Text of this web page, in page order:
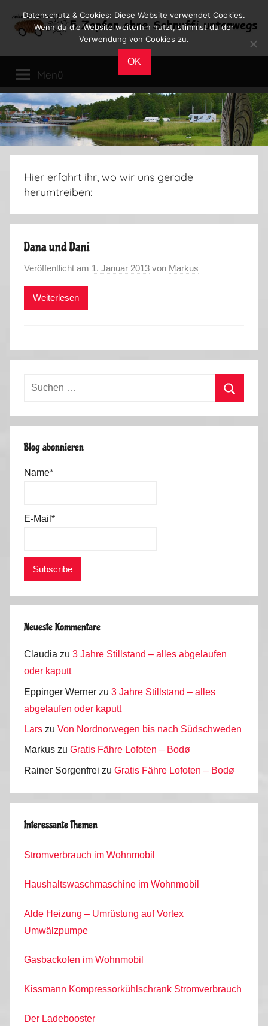
Inhalt
Reiseblog
Leben
im
Wohnmobil
Menü
Hier erfahrt ihr, wo wir uns gerade
herumtreiben:
Dana und Dani
Veröffentlicht am 1. Januar 2013 von Markus
Weiterlesen
Suchen
Blog abonnieren
Name*
E-Mail*
Neueste Kommentare
Claudia zu 3 Jahre Stillstand – alles abgelaufen
oder kaputt
Eppinger Werner zu 3 Jahre Stillstand – alles
abgelaufen oder kaputt
Lars zu Von Nordnorwegen bis nach Südschweden
Markus zu Gratis Fähre Lofoten – Bodø
Rainer Sorgenfrei zu Gratis Fähre Lofoten – Bodø
Interessante Themen
Stromverbrauch im Wohnmobil
Haushaltswaschmaschine im Wohnmobil
Alde Heizung – Umrüstung auf Vortex
Umwälzpumpe
Gasbackofen im Wohnmobil
Kissmann Kompressorkühlschrank Stromverbrauch
Der Ladebooster
Datenschutz & Cookies: Diese Website verwendet Cookies.
Wenn du die Website weiterhin nutzt, stimmst du der
Verwendung von Cookies zu.
OK